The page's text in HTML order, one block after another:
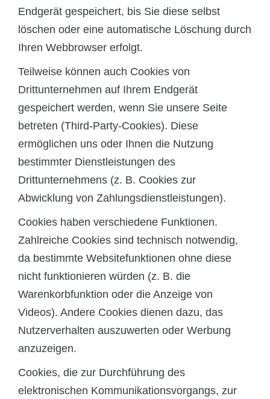
Endgerät gespeichert, bis Sie diese selbst
löschen oder eine automatische Löschung durch
Ihren Webbrowser erfolgt.
Teilweise können auch Cookies von
Drittunternehmen auf Ihrem Endgerät
gespeichert werden, wenn Sie unsere Seite
betreten (Third-Party-Cookies). Diese
ermöglichen uns oder Ihnen die Nutzung
bestimmter Dienstleistungen des
Drittunternehmens (z. B. Cookies zur
Abwicklung von Zahlungsdienstleistungen).
Cookies haben verschiedene Funktionen.
Zahlreiche Cookies sind technisch notwendig,
da bestimmte Websitefunktionen ohne diese
nicht funktionieren würden (z. B. die
Warenkorbfunktion oder die Anzeige von
Videos). Andere Cookies dienen dazu, das
Nutzerverhalten auszuwerten oder Werbung
anzuzeigen.
Cookies, die zur Durchführung des
elektronischen Kommunikationsvorgangs, zur